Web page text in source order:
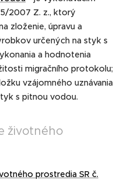
2007 Z. z., ktorý
zloženie, úpravu a
určených na styk s
a hodnotenia
migračního protokolu;
vzájomného uznávania
s pitnou vodou.
životného
prostredia SR č.